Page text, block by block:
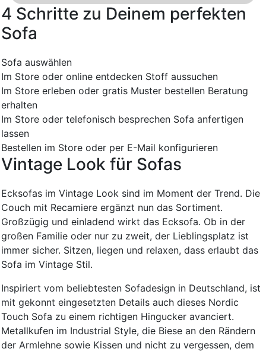
4 Schritte zu Deinem perfekten
Sofa
Sofa auswählen
Im Store oder online entdecken Stoff aussuchen
Im Store erleben oder gratis Muster bestellen Beratung
erhalten
Im Store oder telefonisch besprechen Sofa anfertigen
lassen
Bestellen im Store oder per E-Mail konfigurieren
Vintage Look für Sofas
Ecksofas im Vintage Look sind im Moment der Trend. Die
Couch mit Recamiere ergänzt nun das Sortiment.
Großzügig und einladend wirkt das Ecksofa. Ob in der
großen Familie oder nur zu zweit, der Lieblingsplatz ist
immer sicher. Sitzen, liegen und relaxen, dass erlaubt das
Sofa im Vintage Stil.
Inspiriert vom beliebtesten Sofadesign in Deutschland, ist
mit gekonnt eingesetzten Details auch dieses Nordic
Touch Sofa zu einem richtigen Hingucker avanciert.
Metallkufen im Industrial Style, die Biese an den Rändern
der Armlehne sowie Kissen und nicht zu vergessen, dem